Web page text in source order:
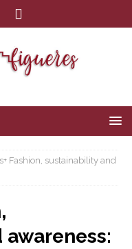
Fashion, sustainability and